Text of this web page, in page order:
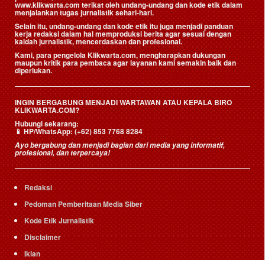
www.klikwarta.com terikat oleh undang-undang dan kode etik dalam
menjalankan tugas jurnalistik sehari-hari.
Selain itu, undang-undang dan kode etik itu juga menjadi panduan
kerja redaksi dalam hal memproduksi berita agar sesuai dengan
kaidah jurnalistik, mencerdaskan dan profesional.
Kami, para pengelola Klikwarta.com, mengharapkan dukungan
maupun kritik para pembaca agar layanan kami semakin baik dan
diperlukan.
INGIN BERGABUNG MENJADI WARTAWAN ATAU KEPALA BIRO
KLIKWARTA.COM?
Hubungi sekarang:
📱HP/WhatsApp:(+62) 853 7768 8284
Ayo bergabung dan menjadi bagian dari media yang informatif,
profesional, dan terpercaya!
Redaksi
Pedoman Pemberitaan Media Siber
Kode Etik Jurnalistik
Disclaimer
Iklan